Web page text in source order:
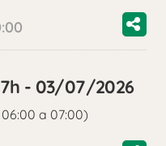
- 03/07/2026
a 07:00)